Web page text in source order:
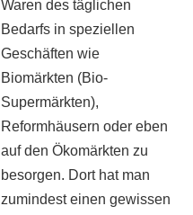
Mi: 10:00 – 14:00 Uhr
Di – Sa: 08:00 – 13:30 Uhr
Mi: 15:00 – 18:00 Uhr
Do + Sa: 08:00 – 13:00 Uhr
Waren des täglichen
Bedarfs in speziellen
Geschäften wie
Biomärkten (Bio-
Supermärkten),
Reformhäusern oder eben
auf den Ökomärkten zu
besorgen. Dort hat man
zumindest einen gewissen